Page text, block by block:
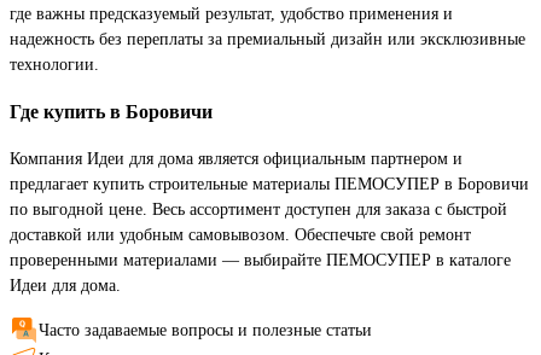
где важны предсказуемый результат, удобство применения и
надежность без переплаты за премиальный дизайн или эксклюзивные
технологии.
Где купить в Боровичи
Компания Идеи для дома является официальным партнером и
предлагает купить строительные материалы ПЕМОСУПЕР в Боровичи
по выгодной цене. Весь ассортимент доступен для заказа с быстрой
доставкой или удобным самовывозом. Обеспечьте свой ремонт
проверенными материалами — выбирайте ПЕМОСУПЕР в каталоге
Идеи для дома.
Часто задаваемые вопросы и полезные статьи